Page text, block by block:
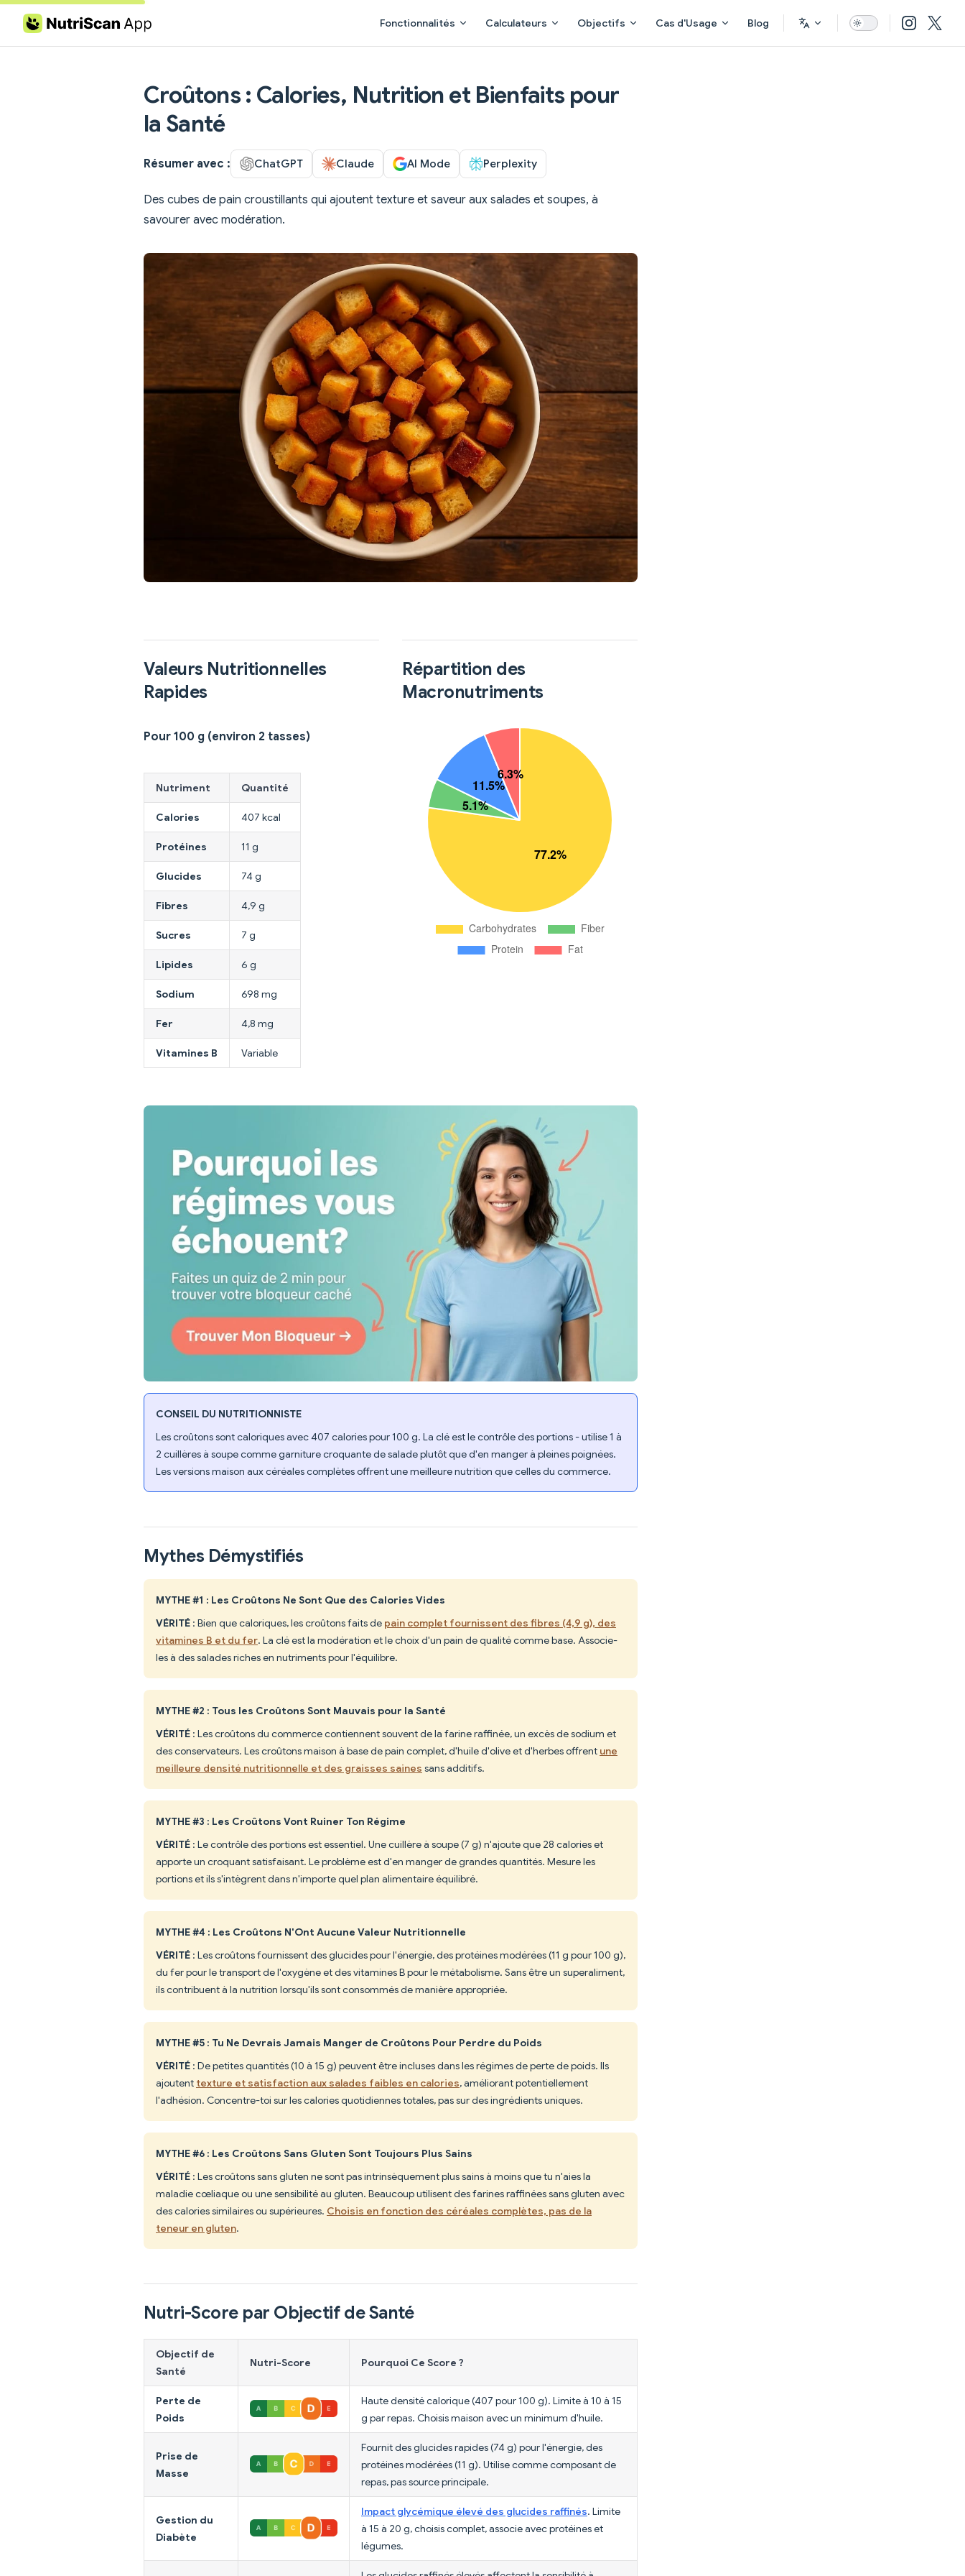
Skip to content Fonctionnalités Calculateurs Objectifs Cas d'Usage Blog
Croûtons : Calories, Nutrition et Bienfaits pour
la Santé
Résumer avec : ChatGPT Claude AI Mode Perplexity
Des cubes de pain croustillants qui ajoutent texture et saveur aux salades et soupes, à
savourer avec modération.
Valeurs Nutritionnelles
Rapides
Pour 100 g (environ 2 tasses)
Nutriment Quantité
Calories 407 kcal
Protéines 11 g
Glucides 74 g
Fibres 4,9 g
Sucres 7 g
Lipides 6 g
Sodium 698 mg
Fer 4,8 mg
Vitamines B Variable
Répartition des
Macronutriments
CONSEIL DU NUTRITIONNISTE
Les croûtons sont caloriques avec 407 calories pour 100 g. La clé est le contrôle des portions - utilise 1 à
2 cuillères à soupe comme garniture croquante de salade plutôt que d'en manger à pleines poignées.
Les versions maison aux céréales complètes offrent une meilleure nutrition que celles du commerce.
Mythes Démystifiés
MYTHE #1 : Les Croûtons Ne Sont Que des Calories Vides
VÉRITÉ : Bien que caloriques, les croûtons faits de pain complet fournissent des fibres (4,9 g), des
vitamines B et du fer. La clé est la modération et le choix d'un pain de qualité comme base. Associe-
les à des salades riches en nutriments pour l'équilibre.
MYTHE #2 : Tous les Croûtons Sont Mauvais pour la Santé
VÉRITÉ : Les croûtons du commerce contiennent souvent de la farine raffinée, un excès de sodium et
des conservateurs. Les croûtons maison à base de pain complet, d'huile d'olive et d'herbes offrent une
meilleure densité nutritionnelle et des graisses saines sans additifs.
MYTHE #3 : Les Croûtons Vont Ruiner Ton Régime
VÉRITÉ : Le contrôle des portions est essentiel. Une cuillère à soupe (7 g) n'ajoute que 28 calories et
apporte un croquant satisfaisant. Le problème est d'en manger de grandes quantités. Mesure les
portions et ils s'intègrent dans n'importe quel plan alimentaire équilibré.
MYTHE #4 : Les Croûtons N'Ont Aucune Valeur Nutritionnelle
VÉRITÉ : Les croûtons fournissent des glucides pour l'énergie, des protéines modérées (11 g pour 100 g),
du fer pour le transport de l'oxygène et des vitamines B pour le métabolisme. Sans être un superaliment,
ils contribuent à la nutrition lorsqu'ils sont consommés de manière appropriée.
MYTHE #5 : Tu Ne Devrais Jamais Manger de Croûtons Pour Perdre du Poids
VÉRITÉ : De petites quantités (10 à 15 g) peuvent être incluses dans les régimes de perte de poids. Ils
ajoutent texture et satisfaction aux salades faibles en calories, améliorant potentiellement
l'adhésion. Concentre-toi sur les calories quotidiennes totales, pas sur des ingrédients uniques.
MYTHE #6 : Les Croûtons Sans Gluten Sont Toujours Plus Sains
VÉRITÉ : Les croûtons sans gluten ne sont pas intrinsèquement plus sains à moins que tu n'aies la
maladie cœliaque ou une sensibilité au gluten. Beaucoup utilisent des farines raffinées sans gluten avec
des calories similaires ou supérieures. Choisis en fonction des céréales complètes, pas de la
teneur en gluten.
Nutri-Score par Objectif de Santé
Objectif de
Santé
Nutri-Score Pourquoi Ce Score ?
Perte de
Poids
Haute densité calorique (407 pour 100 g). Limite à 10 à 15
g par repas. Choisis maison avec un minimum d'huile.
Prise de
Masse
Fournit des glucides rapides (74 g) pour l'énergie, des
protéines modérées (11 g). Utilise comme composant de
repas, pas source principale.
Gestion du
Diabète
Impact glycémique élevé des glucides raffinés. Limite
à 15 à 20 g, choisis complet, associe avec protéines et
légumes.